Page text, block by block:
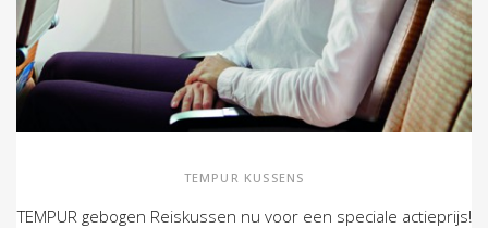
TEMPUR KUSSENS
TEMPUR gebogen Reiskussen nu voor een speciale actieprijs!